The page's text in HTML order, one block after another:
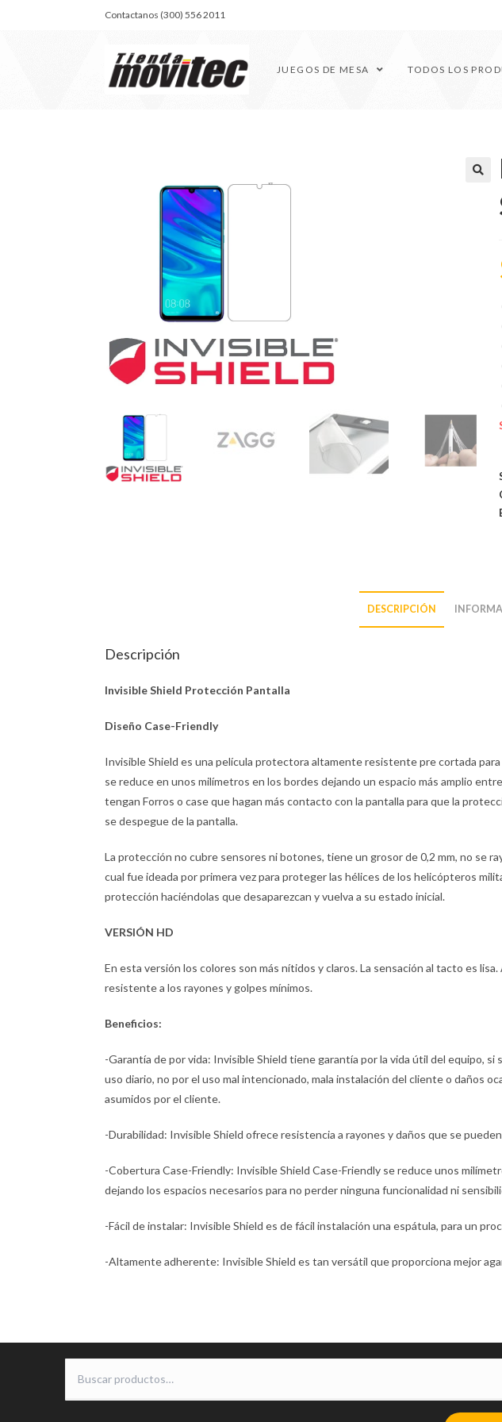
Contactanos (300) 556 2011
JUEGOS DE MESA TODOS LOS
DESCRIPCIÓN
Descripción
Invisible Shield Protección Pantalla
Diseño Case-Friendly
Invisible Shield es una película protectora altamente resistente pre cortada
se reduce en unos milímetros en los bordes dejando un espacio más amplio
tengan Forros o case que hagan más contacto con la pantalla para que la
se despegue de la pantalla.
La protección no cubre sensores ni botones, tiene un grosor de 0,2 mm, no se
cual fue ideada por primera vez para proteger las hélices de los helicópteros
protección haciéndolas que desaparezcan y vuelva a su estado inicial.
VERSIÓN HD
En esta versión los colores son más nítidos y claros. La sensación al tacto es
resistente a los rayones y golpes mínimos.
Beneficios:
-Garantía de por vida: Invisible Shield tiene garantía por la vida útil del equipo, si
uso diario, no por el uso mal intencionado, mala instalación del cliente o daños
asumidos por el cliente.
-Durabilidad: Invisible Shield ofrece resistencia a rayones y daños que se
-Cobertura Case-Friendly: Invisible Shield Case-Friendly se reduce unos
dejando los espacios necesarios para no perder ninguna funcionalidad ni
-Fácil de instalar: Invisible Shield es de fácil instalación una espátula, para un
-Altamente adherente: Invisible Shield es tan versátil que proporciona mejor